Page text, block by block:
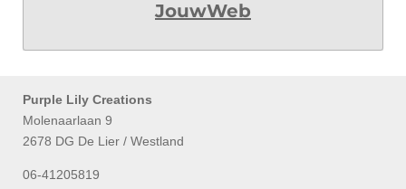
JouwWeb
Purple Lily Creations
Molenaarlaan 9
2678 DG De Lier / Westland
06-41205819